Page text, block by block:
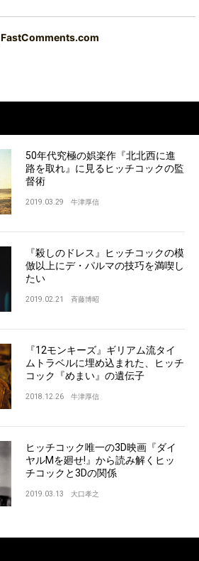
FastComments.com
50年代究極の娯楽作『北北西に進
路を取れ』に見るヒッチコックの監
督術
2019.03.29 牛津厚信
『殺しのドレス』ヒッチコックの模
倣以上にデ・パルマの技巧を満喫し
たい
2019.02.21 斉藤博昭
『12モンキーズ』ギリアム流タイ
ムトラベルに埋め込まれた、ヒッチ
コック『めまい』の遺伝子
2018.12.26 牛津厚信
ヒッチコック唯一の3D映画『ダイ
ヤルMを廻せ!』から読み解くヒッ
チコックと3Dの関係
2019.03.13 大口孝之